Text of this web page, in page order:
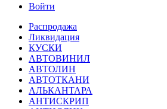
Войти
Распродажа
Ликвидация
КУСКИ
АВТОВИНИЛ
АВТОЛИН
АВТОТКАНИ
АЛЬКАНТАРА
АНТИСКРИП